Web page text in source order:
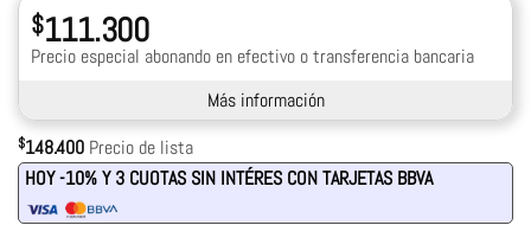
$111.300
Precio especial abonando en efectivo o transferencia bancaria
Más información
$148.400 Precio de lista
HOY -10% Y 3 CUOTAS SIN INTÉRES CON TARJETAS BBVA